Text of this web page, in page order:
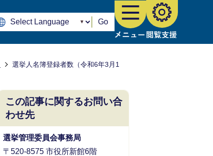
Go
選挙人名簿登録者数（令和6年3月1
この記事に関するお問い合
わせ先
選挙管理委員会事務局
〒520-8575 市役所新館6階